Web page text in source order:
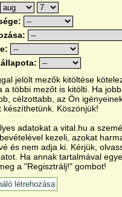
jelölt mezők kitöltése
a többi mezőt is kitölti. Ha
célzottabb, az Ön
készíthetünk. Köszönjük!
adatokat a vital.hu a
kezeli, azokat
és nem adja ki. Kérjük,
Ha annak tartalmával
a "Regisztrálj!" gombot!